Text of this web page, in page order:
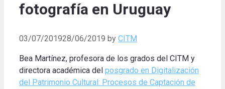
fotografía en Uruguay
03/07/201928/06/2019 by CITM
Bea Martínez, profesora de los grados del CITM y
directora académica del posgrado en Digitalización
del Patrimonio Cultural: Procesos de Captación de